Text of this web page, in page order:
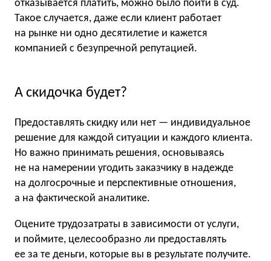
отказывается платить, можно было пойти в суд.
Такое случается, даже если клиент работает
на рынке ни одно десятилетие и кажется
компанией с безупречной репутацией.
А скидочка будет?
Предоставлять скидку или нет — индивидуальное
решение для каждой ситуации и каждого клиента.
Но важно принимать решения, основываясь
не на намерении угодить заказчику в надежде
на долгосрочные и перспективные отношения,
а на фактической аналитике.
Оцените трудозатраты в зависимости от услуги,
и поймите, целесообразно ли предоставлять
ее за те деньги, которые вы в результате получите.